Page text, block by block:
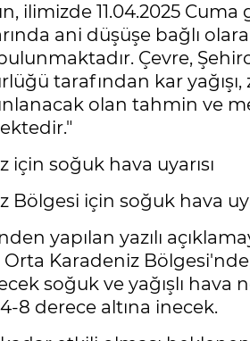
ilimizde 11.04.2025
ani düşüşe bağlı
Çevre,
tarafından kar
olan tahmin ve
için soğuk hava uyarısı
Bölgesi için soğuk hava
yapılan yazılı
Karadeniz
soğuk ve yağışlı hava
8 derece altına inecek.